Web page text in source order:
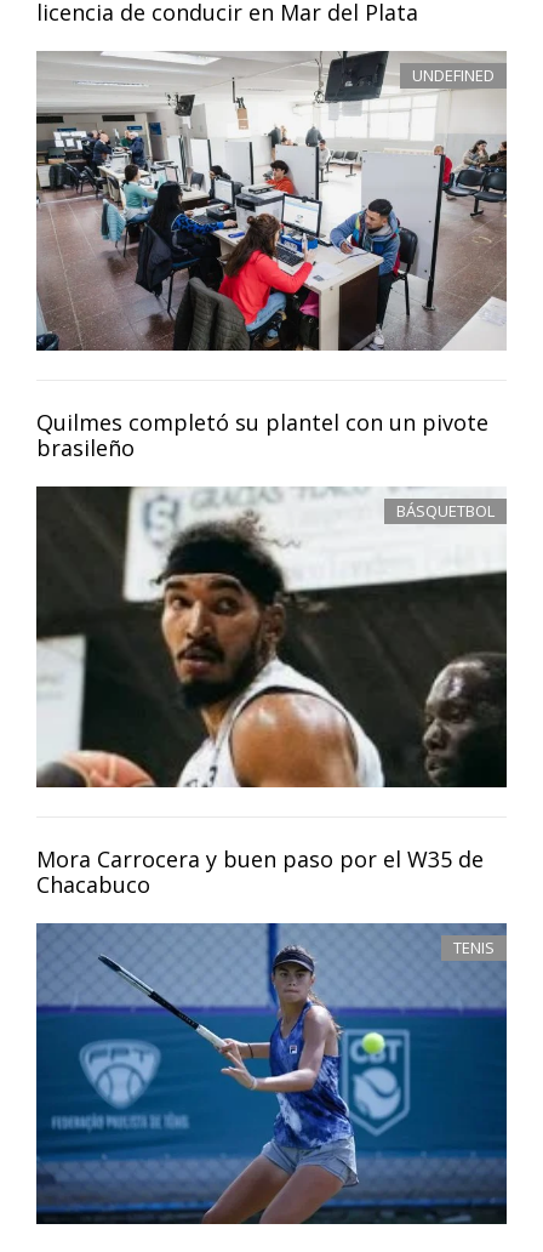
licencia de conducir en Mar del Plata
UNDEFINED
Quilmes completó su plantel con un pivote
brasileño
BÁSQUETBOL
Mora Carrocera y buen paso por el W35 de
Chacabuco
TENIS